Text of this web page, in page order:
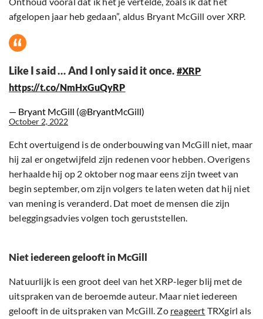
afgelopen jaar heb gedaan”, aldus Bryant McGill over XRP.
Like I said … And I only said it once. #XRP
https://t.co/NmHxGuQyRP
— Bryant McGill (@BryantMcGill)
October 2, 2022
Echt overtuigend is de onderbouwing van McGill niet, maar
hij zal er ongetwijfeld zijn redenen voor hebben. Overigens
herhaalde hij op 2 oktober nog maar eens zijn tweet van
begin september, om zijn volgers te laten weten dat hij niet
van mening is veranderd. Dat moet de mensen die zijn
beleggingsadvies volgen toch geruststellen.
Niet iedereen gelooft in McGill
Natuurlijk is een groot deel van het XRP-leger blij met de
uitspraken van de beroemde auteur. Maar niet iedereen
gelooft in de uitspraken van McGill. Zo reageert TRXgirl als